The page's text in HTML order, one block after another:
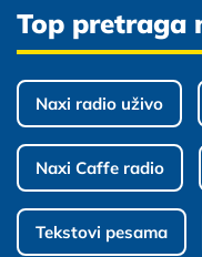
Top pretraga
Naxi radio uživo
Naxi Caffe radio
Tekstovi pesama